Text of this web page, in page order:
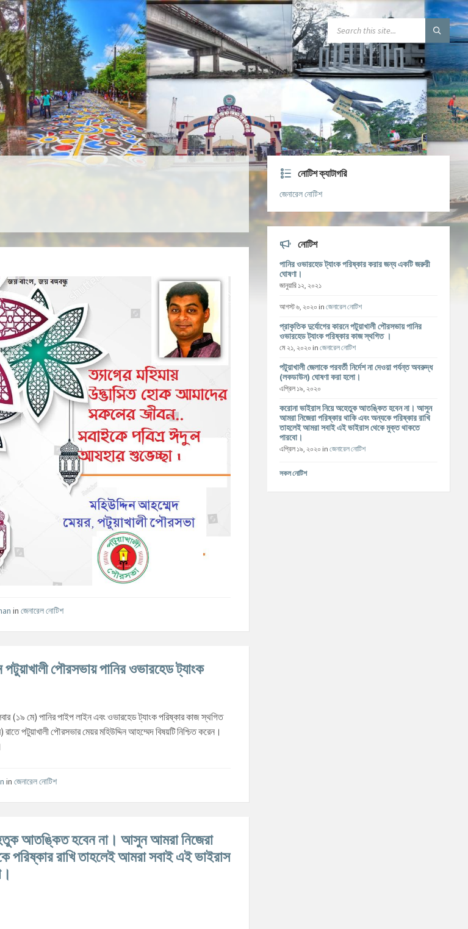
inজেনারেল নোটিশ
পৌরসভায় পানির ওভারহেড ট্যাংক
(১৯ মে) পানির পাইপ লাইন এবং ওভারহেড ট্যাংক পরিষ্কার কাজ স্থগিত
পটুয়াখালী পৌরসভার মেয়র মহিউদ্দিন আহম্মেদ বিষয়টি নিশ্চিত করেন।
inজেনারেল নোটিশ
আতঙ্কিত হবেন না। আসুন আমরা নিজেরা
পরিষ্কার রাখি তাহলেই আমরা সবাই এই ভাইরাস
নোটিশ ক্যাটাগরি
জেনারেল নোটিশ
নোটিশ
পানির ওভারহেড ট্যাংক পরিষ্কার করার জন্য একটি জরুরী
ঘোষণা।
জানুয়ারি ১২, ২০২১
আগস্ট ৬, ২০২০ inজেনারেল নোটিশ
প্রাকৃতিক দুর্যোগের কারনে পটুয়াখালী পৌরসভায় পানির
ওভারহেড ট্যাংক পরিষ্কার কাজ স্থগিত ।
মে ২১, ২০২০ inজেনারেল নোটিশ
পটুয়াখালী জেলাকে পরবর্তী নির্দেশ না দেওয়া পর্যন্ত অবরুদ্ধ
(লকডাউন) ঘোষণা করা হলো।
এপ্রিল ১৯, ২০২০
করোনা ভাইরাস নিয়ে অহেতুক আতঙ্কিত হবেন না। আসুন
আমরা নিজেরা পরিষ্কার থাকি এবং অন্যকে পরিষ্কার রাখি
তাহলেই আমরা সবাই এই ভাইরাস থেকে মুক্ত থাকতে
পারবো।
এপ্রিল ১৯, ২০২০ inজেনারেল নোটিশ
সকল নোটিশ